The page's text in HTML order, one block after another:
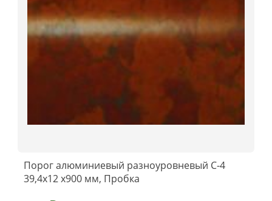
Порог алюминиевый разноуровневый C-4
39,4x12 x900 мм, Пробка